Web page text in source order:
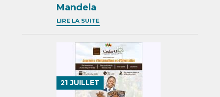
Mandela
LIRE LA SUITE
21 JUILLET